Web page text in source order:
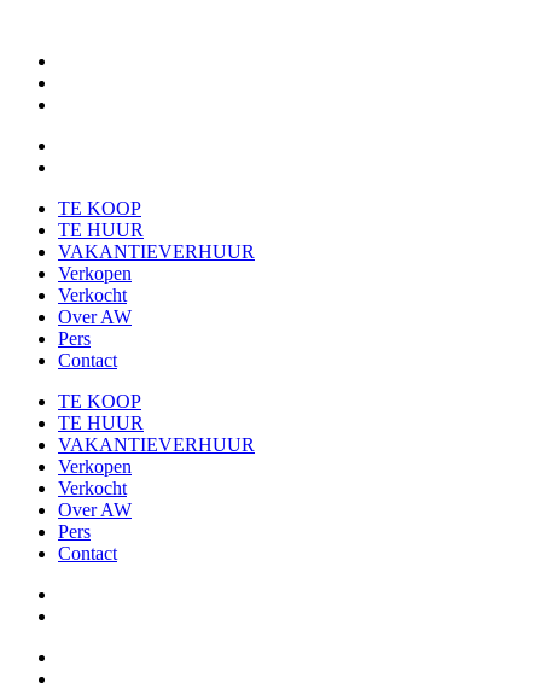
TE KOOP
TE HUUR
VAKANTIEVERHUUR
Verkopen
Verkocht
Over AW
Pers
Contact
TE KOOP
TE HUUR
VAKANTIEVERHUUR
Verkopen
Verkocht
Over AW
Pers
Contact